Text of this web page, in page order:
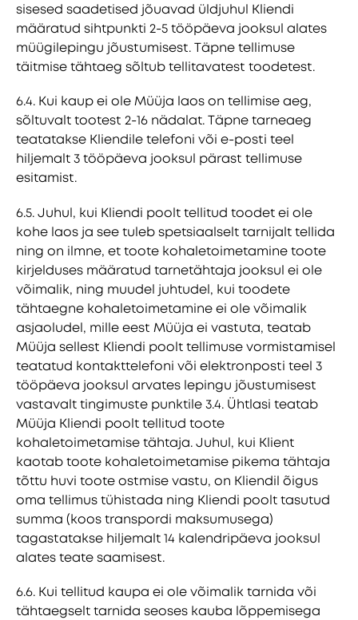
sisesed saadetised jõuavad üldjuhul Kliendi
määratud sihtpunkti 2-5 tööpäeva jooksul alates
müügilepingu jõustumisest. Täpne tellimuse
täitmise tähtaeg sõltub tellitavatest toodetest.
6.4. Kui kaup ei ole Müüja laos on tellimise aeg,
sõltuvalt tootest 2-16 nädalat. Täpne tarneaeg
teatatakse Kliendile telefoni või e-posti teel
hiljemalt 3 tööpäeva jooksul pärast tellimuse
esitamist.
6.5. Juhul, kui Kliendi poolt tellitud toodet ei ole
kohe laos ja see tuleb spetsiaalselt tarnijalt tellida
ning on ilmne, et toote kohaletoimetamine toote
kirjelduses määratud tarnetähtaja jooksul ei ole
võimalik, ning muudel juhtudel, kui toodete
tähtaegne kohaletoimetamine ei ole võimalik
asjaoludel, mille eest Müüja ei vastuta, teatab
Müüja sellest Kliendi poolt tellimuse vormistamisel
teatatud kontakttelefoni või elektronposti teel 3
tööpäeva jooksul arvates lepingu jõustumisest
vastavalt tingimuste punktile 3.4. Ühtlasi teatab
Müüja Kliendi poolt tellitud toote
kohaletoimetamise tähtaja. Juhul, kui Klient
kaotab toote kohaletoimetamise pikema tähtaja
tõttu huvi toote ostmise vastu, on Kliendil õigus
oma tellimus tühistada ning Kliendi poolt tasutud
summa (koos transpordi maksumusega)
tagastatakse hiljemalt 14 kalendripäeva jooksul
alates teate saamisest.
6.6. Kui tellitud kaupa ei ole võimalik tarnida või
tähtaegselt tarnida seoses kauba lõppemisega